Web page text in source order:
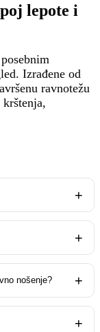
lepote i
Izrađene od
ravnotežu
nošenje?